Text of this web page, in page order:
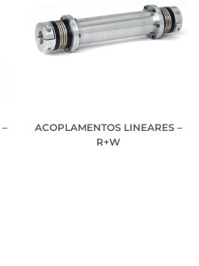
ACOPLAMENTOS LINEARES –
R+W